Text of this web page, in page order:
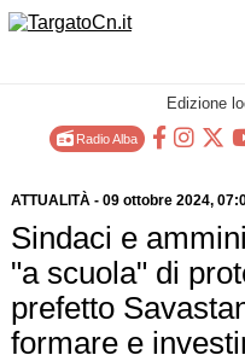
Edizione
Radio Alba
ATTUALITÀ- 09 ottobre 2024,
Sindaci e
"a scuola" di
prefetto
formare e